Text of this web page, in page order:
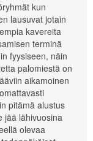
kun
lausuvat jotain
kavereita
terminä
fyysiseen, näin
palomiestä on
aikamoinen
pitämä alustus
jää lähivuosina
olevaa